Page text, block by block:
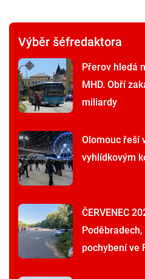
Výběr šéfredaktora
Přerov hledá
MHD. Obří
miliardy
Olomouc řeší
vyhlídkovým
ČERVENEC
pochybení ve